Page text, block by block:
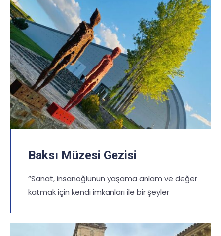
Baksı Müzesi Gezisi
“Sanat, insanoğlunun yaşama anlam ve değer
katmak için kendi imkanları ile bir şeyler